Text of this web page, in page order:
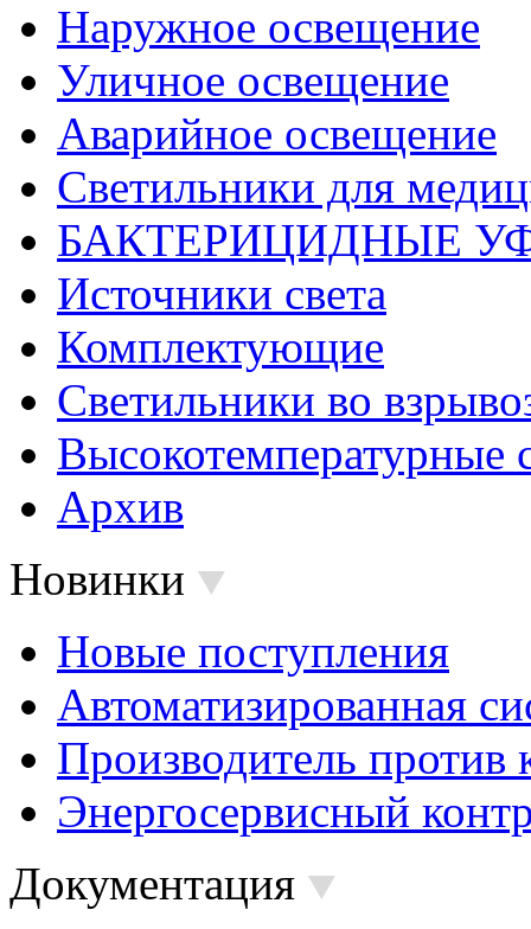
Наружное освещение
Уличное освещение
Аварийное освещение
Светильники для
БАКТЕРИЦИДНЫЕ
Источники света
Комплектующие
Светильники во
Высокотемпературные
Архив
Новинки
Новые поступления
Автоматизированная
Производитель против
Энергосервисный
Документация